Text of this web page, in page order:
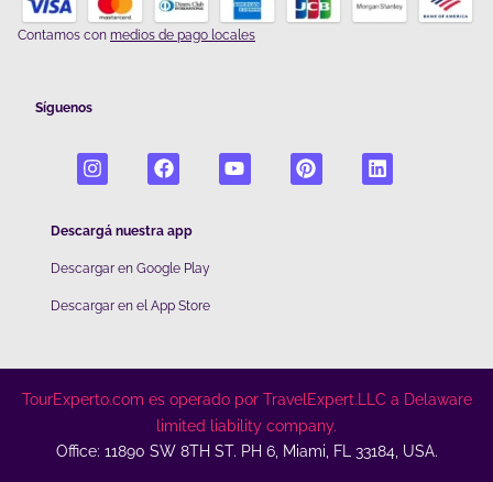
Contamos con medios de pago locales
Síguenos
Descargá nuestra app
Descargar en Google Play
Descargar en el App Store
TourExperto.com es operado por TravelExpert.LLC a Delaware
limited liability company.
Office: 11890 SW 8TH ST. PH 6, Miami, FL 33184, USA.